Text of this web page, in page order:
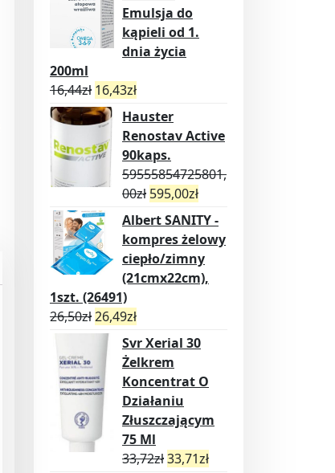
Emulsja do
kąpieli od 1.
dnia życia
200ml
16,44zł 16,43zł
Hauster
Renostav Active
90kaps.
59555854725801,
00zł 595,00zł
Albert SANITY -
kompres żelowy
ciepło/zimny
(21cmx22cm),
1szt. (26491)
26,50zł26,49zł
Svr Xerial 30
Żelkrem
Koncentrat O
Działaniu
Złuszczającym
75 Ml
33,72zł33,71zł